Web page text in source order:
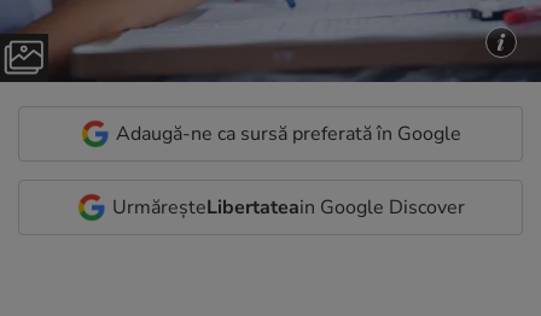
Adaugă-ne ca sursă preferată în Google
UrmăreșteLibertateain Google Discover